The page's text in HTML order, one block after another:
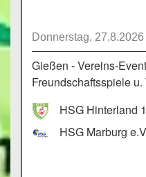
Donnerstag, 27.8.2026
Gießen - Vereins-
Freundschaftsspiele
HSG Hinterland 1
HSG Marburg